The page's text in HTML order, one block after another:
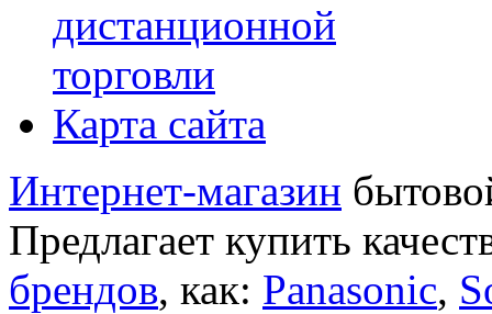
дистанционной
торговли
Карта сайта
Интернет-магазин
Предлагает купить
брендов, как: Panasonic,